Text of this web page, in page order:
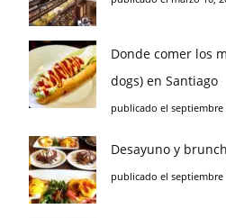
Donde comer los
dogs) en Santiago
publicado el septiembre
Desayuno y
publicado el septiembre